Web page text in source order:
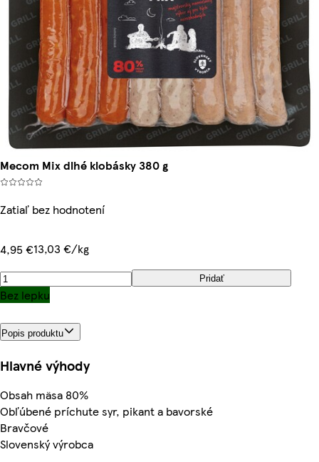
Mecom Mix dlhé klobásky 380 g
Zatiaľ bez hodnotení
4,95 €13,03 €/kg
Pridať
Bez lepku
Popis produktu
Hlavné výhody
Obsah mäsa 80%
Obľúbené príchute syr, pikant a bavorské
Bravčové
Slovenský výrobca